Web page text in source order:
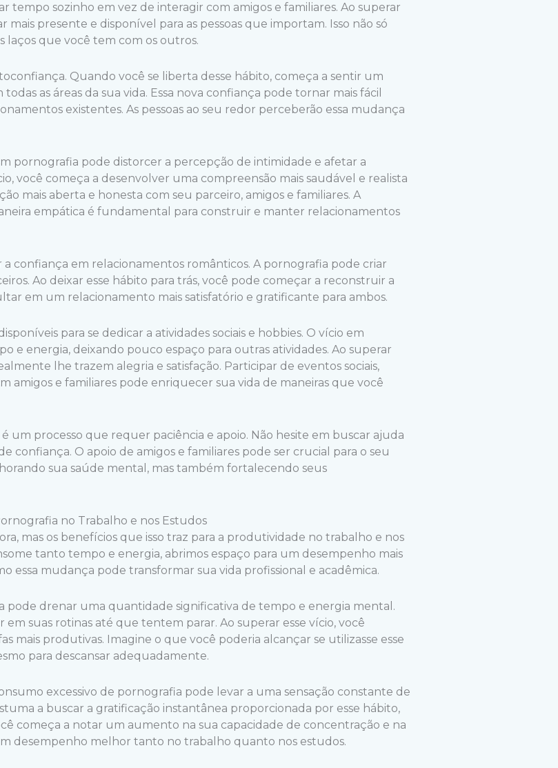
tempo sozinho em vez de interagir com amigos e familiares. Ao superar
presente e disponível para as pessoas que importam. Isso não só
laços que você tem com os outros.
Quando você se liberta desse hábito, começa a sentir um
as áreas da sua vida. Essa nova confiança pode tornar mais fácil
existentes. As pessoas ao seu redor perceberão essa mudança
pornografia pode distorcer a percepção de intimidade e afetar a
você começa a desenvolver uma compreensão mais saudável e realista
mais aberta e honesta com seu parceiro, amigos e familiares. A
empática é fundamental para construir e manter relacionamentos
confiança em relacionamentos românticos. A pornografia pode criar
Ao deixar esse hábito para trás, você pode começar a reconstruir a
em um relacionamento mais satisfatório e gratificante para ambos.
para se dedicar a atividades sociais e hobbies. O vício em
energia, deixando pouco espaço para outras atividades. Ao superar
lhe trazem alegria e satisfação. Participar de eventos sociais,
amigos e familiares pode enriquecer sua vida de maneiras que você
processo que requer paciência e apoio. Não hesite em buscar ajuda
confiança. O apoio de amigos e familiares pode ser crucial para o seu
sua saúde mental, mas também fortalecendo seus
no Trabalho e nos Estudos
mas os benefícios que isso traz para a produtividade no trabalho e nos
tanto tempo e energia, abrimos espaço para um desempenho mais
essa mudança pode transformar sua vida profissional e acadêmica.
drenar uma quantidade significativa de tempo e energia mental.
suas rotinas até que tentem parar. Ao superar esse vício, você
mais produtivas. Imagine o que você poderia alcançar se utilizasse esse
para descansar adequadamente.
excessivo de pornografia pode levar a uma sensação constante de
a buscar a gratificação instantânea proporcionada por esse hábito,
começa a notar um aumento na sua capacidade de concentração e na
desempenho melhor tanto no trabalho quanto nos estudos.